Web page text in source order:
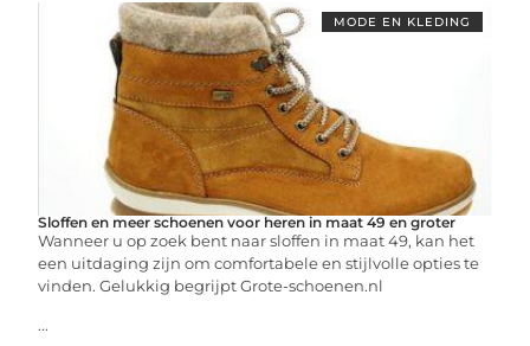
MODE EN KLEDING
Sloffen en meer schoenen voor heren in maat 49 en groter
Wanneer u op zoek bent naar sloffen in maat 49, kan het
een uitdaging zijn om comfortabele en stijlvolle opties te
vinden. Gelukkig begrijpt Grote-schoenen.nl
...